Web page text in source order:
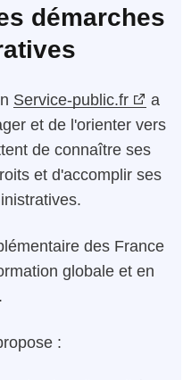
démarches
Service-public.fr
a
et de l'orienter vers
de connaître ses
et d'accomplir ses
des France
globale et en
: